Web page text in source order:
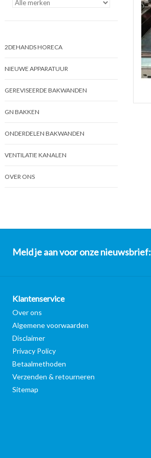
2DEHANDS HORECA
NIEUWE APPARATUUR
GEREVISEERDE BAKWANDEN
GN BAKKEN
ONDERDELEN BAKWANDEN
VENTILATIE KANALEN
OVER ONS
Meld je aan voor onze nieuwsbrief:
Klantenservice
Over ons
Algemene voorwaarden
Disclaimer
Privacy Policy
Betaalmethoden
Verzenden & retourneren
Sitemap